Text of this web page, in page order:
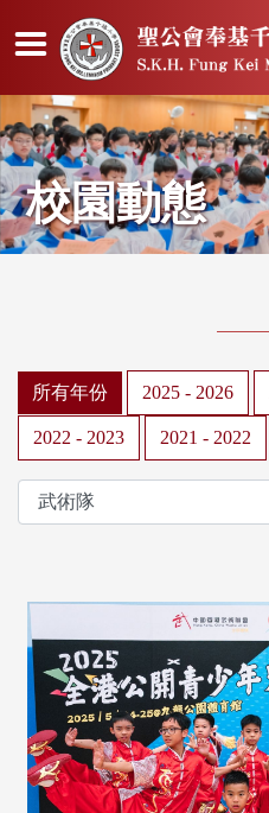
校園動態
所有年份 2025 - 2026
2022 - 2023 2021 - 2022